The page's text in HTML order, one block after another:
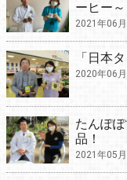
ーヒー～
2021年06
「日本
2020年06
たんぽ
品！
2021年05